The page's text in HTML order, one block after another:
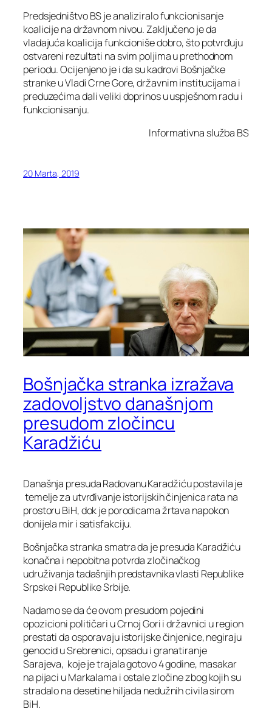
Predsjedništvo BS je analiziralo funkcionisanje
koalicije na državnom nivou. Zaključeno je da
vladajuća koalicija funkcioniše dobro, što potvrđuju
ostvareni rezultati na svim poljima u prethodnom
periodu. Ocijenjeno je i da su kadrovi Bošnjačke
stranke u Vladi Crne Gore, državnim institucijama i
preduzećima dali veliki doprinos u uspješnom radu i
funkcionisanju.
Informativna služba BS
20 Marta, 2019
Bošnjačka stranka izražava
zadovoljstvo današnjom
presudom zločincu
Karadžiću
Današnja presuda Radovanu Karadžiću postavila je
temelje za utvrđivanje istorijskih činjenica rata na
prostoru BiH, dok je porodicama žrtava napokon
donijela mir i satisfakciju.
Bošnjačka stranka smatra da je presuda Karadžiću
konačna i nepobitna potvrda zločinačkog
udruživanja tadašnjih predstavnika vlasti Republike
Srpske i Republike Srbije.
Nadamo se da će ovom presudom pojedini
opozicioni političari u Crnoj Gori i državnici u region
prestati da osporavaju istorijske činjenice, negiraju
genocid u Srebrenici, opsadu i granatiranje
Sarajeva, koje je trajala gotovo 4 godine, masakar
na pijaci u Markalama i ostale zločine zbog kojih su
stradalo na desetine hiljada nedužnih civila sirom
BiH.